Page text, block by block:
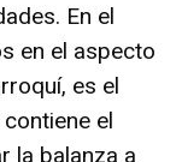
En el
en el aspecto
es el
el
la balanza a